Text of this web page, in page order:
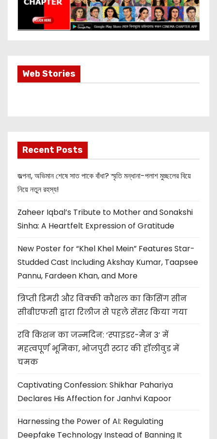
Web StoriesMost Important
Info about
Recent Posts
জল্পনা, অভিমান শেষে সাত পাকে বাঁধা? স্মৃতি মন্ধানা-পলাশ মুচ্ছলের বিয়ে
নিয়ে নতুন রহস্য!
Zaheer Iqbal’s Tribute to Mother and Sonakshi
Sinha: A Heartfelt Expression of Gratitude
New Poster for “Khel Khel Mein” Features Star-
Studded Cast Including Akshay Kumar, Taapsee
Pannu, Fardeen Khan, and More
त्रिप्ती डिमरी और विक्की कौशल का किसिंग सीन
सीबीएफसी द्वारा रिलीज से पहले सेंसर किया गया
रवि किशन का जन्मदिन: ‘स्पाइडर-मैन 3’ में
महत्वपूर्ण भूमिका, भोजपुरी स्टार की हॉलीवुड में
चमक
Captivating Confession: Shikhar Pahariya
Declares His Affection for Janhvi Kapoor
Harnessing the Power of AI: Regulating
Deepfake Technology Instead of Banning It